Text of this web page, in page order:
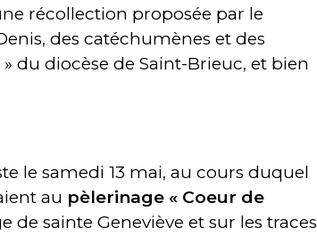
récollection proposée par le
des catéchumènes et des
du diocèse de Saint-Brieuc, et bien
le samedi 13 mai, au cours duquel
au pèlerinage « Coeur de
de sainte Geneviève et sur les traces